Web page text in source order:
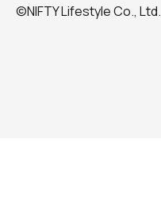
©NIFTY Lifestyle Co., Ltd.